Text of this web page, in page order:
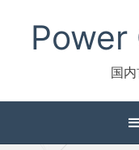
contentPower
国